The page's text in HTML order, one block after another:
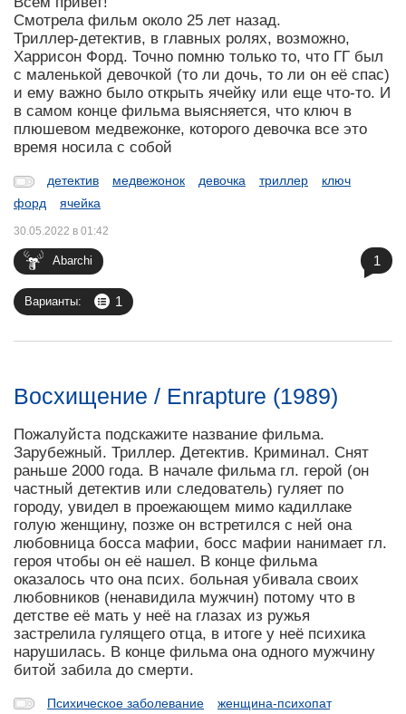
Смотрела фильм около 25 лет назад.
Триллер-детектив, в главных ролях, возможно,
Харрисон Форд. Точно помню только то, что ГГ был
с маленькой девочкой (то ли дочь, то ли он её спас)
и ему важно было открыть ячейку или еще что-то. И
в самом конце фильма выясняется, что ключ в
плюшевом медвежонке, которого девочка все это
время носила с собой
детектив медвежонок девочка триллер
ключ
форд
ячейка
Abarchi
30.05.2022 в 01:42
Варианты: 1
1
Восхищение / Enrapture (1989)
Пожалуйста подскажите название фильма.
Зарубежный. Триллер. Детектив. Криминал. Снят
раньше 2000 года. В начале фильма гл. герой (он
частный детектив или следователь) гуляет по
городу, увидел в проежающем мимо кадиллаке
голую женщину, позже он встретился с ней она
любовница босса мафии, босс мафии нанимает гл.
героя чтобы он её нашел. В конце фильма
оказалось что она псих. больная убивала своих
любовников (ненавидила мужчин) потому что в
детстве её мать у неё на глазах из ружья
застрелила гулящего отца, в итоге у неё психика
нарушилась. В конце фильма она одного мужчину
битой забила до смерти.
Психическое заболевание
женщина-психопат